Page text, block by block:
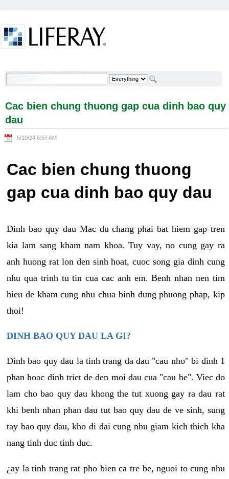
Cac bien chung thuong gap cua dinh bao quy dau -
Cac bien chung thuong gap cua dinh bao quy
dau
6/10/24 6:57 AM
Cac bien chung thuong
gap cua dinh bao quy dau
Dinh bao quy dau Mac du chang phai bat hiem gap tren
kia lam sang kham nam khoa. Tuy vay, no cung gay ra
anh huong rat lon den sinh hoat, cuoc song gia dinh cung
nhu qua trinh tu tin cua cac anh em. Benh nhan nen tim
hieu de kham cung nhu chua binh dung phuong phap, kip
thoi!
DINH BAO QUY DAU LA GI?
Dinh bao quy dau la tinh trang da dau "cau nho" bi dinh 1
phan hoac dinh triet de den moi dau cua "cau be". Viec do
lam cho bao quy dau khong the tut xuong gay ra dau rat
khi benh nhan phan dau tut bao quy dau de ve sinh, sung
tay bao quy dau, kho di dai cung nhu giam kich thich kha
nang tinh duc tinh duc.
¿ay la tinh trang rat pho bien ca tre be, nguoi to cung nhu